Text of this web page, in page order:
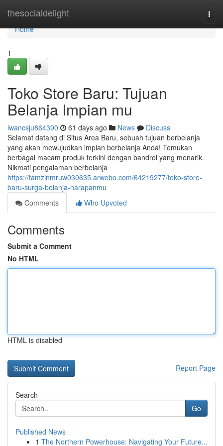
thesocialdelight
Home
Home
1
Toko Store Baru: Tujuan
Belanja Impian mu
iwancsju864390 61 days ago News
Discuss
Selamat datang di Situs Area Baru, sebuah tujuan berbelanja
yang akan mewujudkan impian berbelanja Anda! Temukan
berbagai macam produk terkini dengan bandrol yang menarik.
Nikmati pengalaman berbelanja
https://tamzinmruw030635.arwebo.com/64219277/toko-store-
baru-surga-belanja-harapanmu
Comments
Who Upvoted
Comments
Submit a Comment
No HTML
HTML is disabled
Report Page
Search
Go
Published News
1 The Northern Powerhouse: Navigating Your Future...